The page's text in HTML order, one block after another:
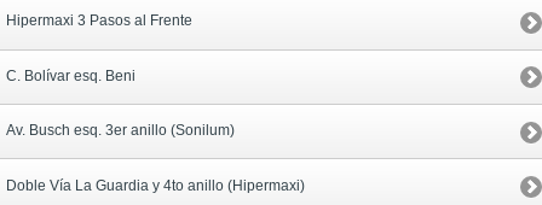
Hipermaxi 3 Pasos al Frente
C. Bolívar esq. Beni
Av. Busch esq. 3er anillo (Sonilum)
Doble Vía La Guardia y 4to anillo (Hipermaxi)